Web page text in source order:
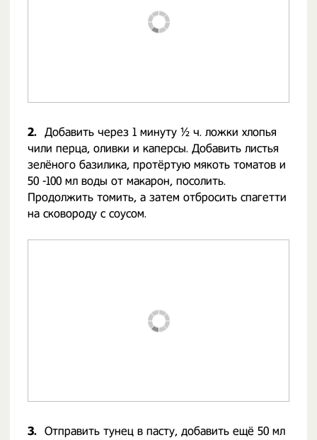
2. Добавить через 1 минуту ½ ч. ложки хлопья
чили перца, оливки и каперсы. Добавить листья
зелёного базилика, протёртую мякоть томатов и
50 -100 мл воды от макарон, посолить.
Продолжить томить, а затем отбросить спагетти
на сковороду с соусом.
3. Отправить тунец в пасту, добавить ещё 50 мл